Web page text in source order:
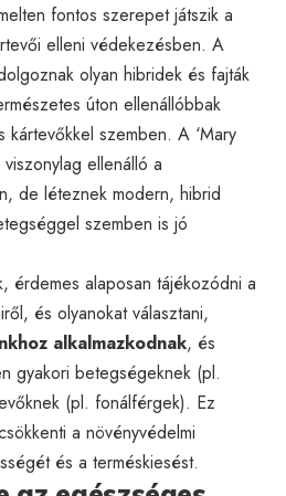
fontos szerepet játszik a
elleni védekezésben. A
olyan hibridek és fajták
úton ellenállóbbak
szemben. A ‘Mary
ellenálló a
de léteznek modern, hibrid
szemben is jó
érdemes alaposan tájékozódni a
és olyanokat választani,
alkalmazkodnak, és
gyakori betegségeknek (pl.
(pl. fonálférgek). Ez
a növényvédelmi
és a terméskiesést.